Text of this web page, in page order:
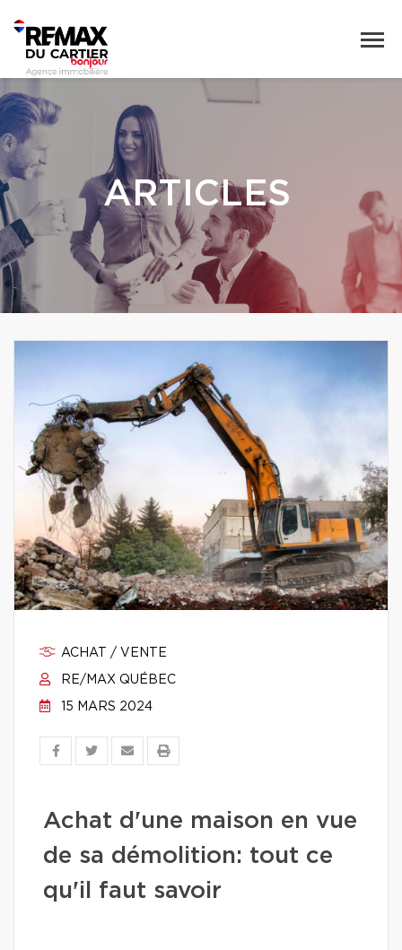
ARTICLES
ACHAT / VENTE
RE/MAX QUÉBEC
15 MARS 2024
Achat d'une maison en vue
de sa démolition: tout ce
qu'il faut savoir